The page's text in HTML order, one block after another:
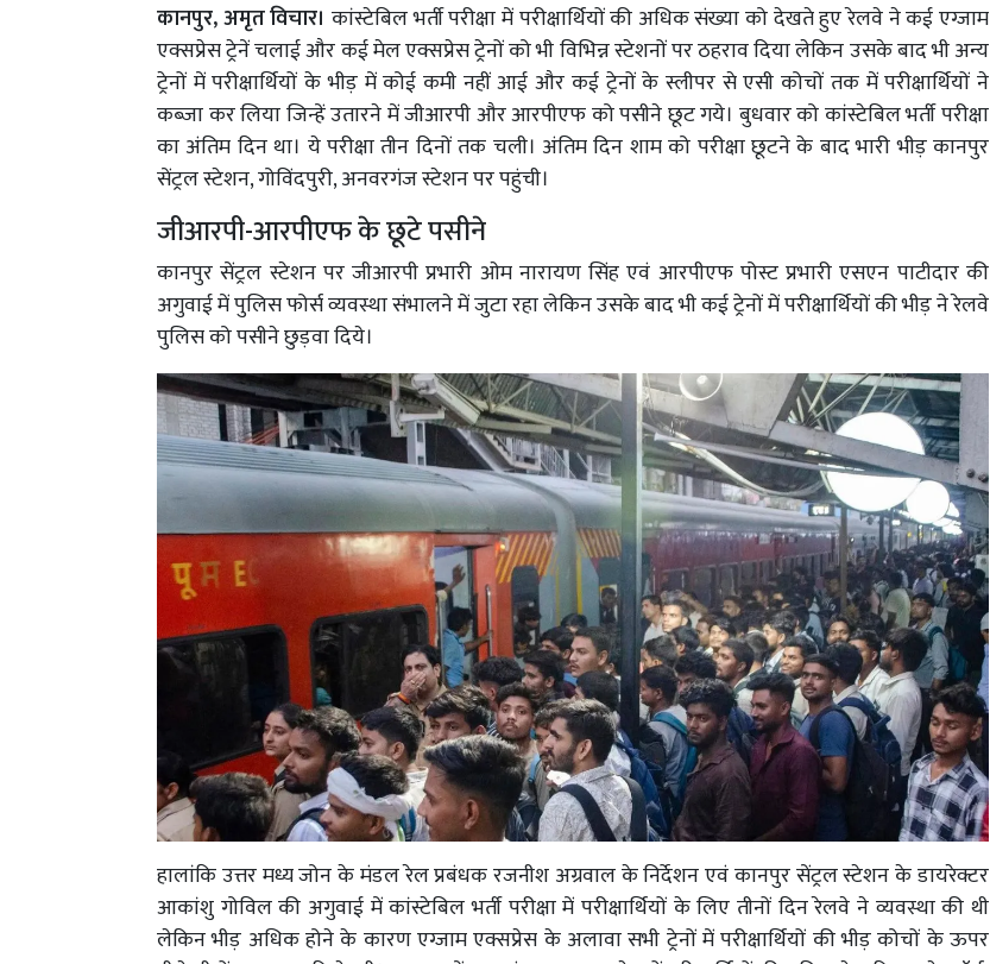
कानपुर, अमृत विचार। कांस्टेबिल भर्ती परीक्षा में परीक्षार्थियों की अधिक संख्या को देखते हुए रेलवे ने कई एग्जाम
एक्सप्रेस ट्रेनें चलाई और कई मेल एक्सप्रेस ट्रेनों को भी विभिन्न स्टेशनों पर ठहराव दिया लेकिन उसके बाद भी अन्य
ट्रेनों में परीक्षार्थियों के भीड़ में कोई कमी नहीं आई और कई ट्रेनों के स्लीपर से एसी कोचों तक में परीक्षार्थियों ने
कब्जा कर लिया जिन्हें उतारने में जीआरपी और आरपीएफ को पसीने छूट गये। बुधवार को कांस्टेबिल भर्ती परीक्षा
का अंतिम दिन था। ये परीक्षा तीन दिनों तक चली। अंतिम दिन शाम को परीक्षा छूटने के बाद भारी भीड़ कानपुर
सेंट्रल स्टेशन, गोविंदपुरी, अनवरगंज स्टेशन पर पहुंची।
जीआरपी-आरपीएफ के छूटे पसीने
कानपुर सेंट्रल स्टेशन पर जीआरपी प्रभारी ओम नारायण सिंह एवं आरपीएफ पोस्ट प्रभारी एसएन पाटीदार की
अगुवाई में पुलिस फोर्स व्यवस्था संभालने में जुटा रहा लेकिन उसके बाद भी कई ट्रेनों में परीक्षार्थियों की भीड़ ने रेलवे
पुलिस को पसीने छुड़वा दिये।
हालांकि उत्तर मध्य जोन के मंडल रेल प्रबंधक रजनीश अग्रवाल के निर्देशन एवं कानपुर सेंट्रल स्टेशन के डायरेक्टर
आकांशु गोविल की अगुवाई में कांस्टेबिल भर्ती परीक्षा में परीक्षार्थियों के लिए तीनों दिन रेलवे ने व्यवस्था की थी
लेकिन भीड़ अधिक होने के कारण एग्जाम एक्सप्रेस के अलावा सभी ट्रेनों में परीक्षार्थियों की भीड़ कोचों के ऊपर